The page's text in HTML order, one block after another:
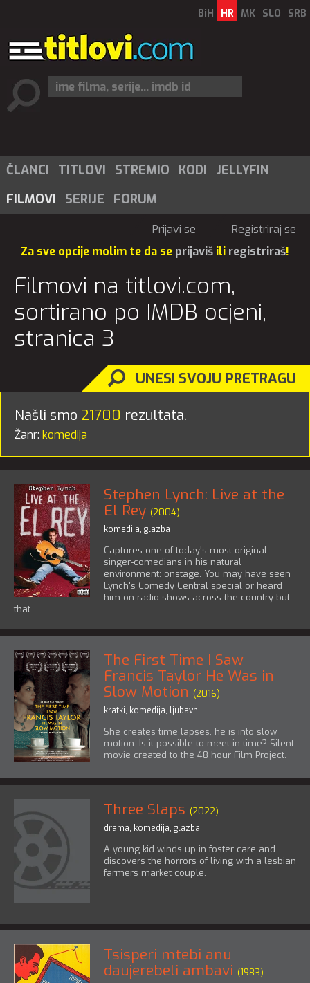
BiH HR MK SLO SRB
ČLANCI TITLOVI STREMIO KODI
JELLYFIN
FILMOVI
SERIJE FORUM
Prijavi se
Registriraj se
Za sve opcije molim te da se prijaviš ili registriraš!
Filmovi na titlovi.com,
sortirano po IMDB ocjeni,
stranica 3
UNESI SVOJU PRETRAGU
Našli smo 21700 rezultata.
Žanr: komedija
Stephen Lynch: Live at the
El Rey (2004)
komedija, glazba
Captures one of today's most original
singer-comedians in his natural
environment: onstage. You may have seen
Lynch's Comedy Central special or heard
him on radio shows across the country but
that...
The First Time I Saw
Francis Taylor He Was in
Slow Motion (2016)
kratki, komedija, ljubavni
She creates time lapses, he is into slow
motion. Is it possible to meet in time? Silent
movie created to the 48 hour Film Project.
Three Slaps (2022)
drama, komedija, glazba
A young kid winds up in foster care and
discovers the horrors of living with a lesbian
farmers market couple.
Tsisperi mtebi anu
daujerebeli ambavi (1983)